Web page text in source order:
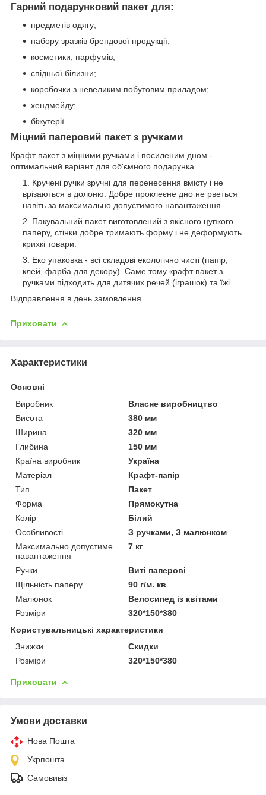
Гарний подарунковий пакет для:
предметів одягу;
набору зразків брендової продукції;
косметики, парфумів;
спідньої білизни;
коробочки з невеликим побутовим приладом;
хендмейду;
біжутерії.
Міцний паперовий пакет з ручками
Крафт пакет з міцними ручками і посиленим дном -
оптимальний варіант для об'ємного подарунка.
Кручені ручки зручні для перенесення вмісту і не
врізаються в долоню. Добре проклеєне дно не рветься
навіть за максимально допустимого навантаження.
Пакувальний пакет виготовлений з якісного цупкого
паперу, стінки добре тримають форму і не деформують
крихкі товари.
Еко упаковка - всі складові екологічно чисті (папір,
клей, фарба для декору). Саме тому крафт пакет з
ручками підходить для дитячих речей (іграшок) та їжі.
Відправлення в день замовлення
Приховати
Характеристики
Основні
Виробник
Власне виробництво
Висота
380 мм
Ширина
320 мм
Глибина
150 мм
Країна виробник
Україна
Матеріал
Крафт-папір
Тип
Пакет
Форма
Прямокутна
Колір
Білий
Особливості
З ручками, З малюнком
Максимально допустиме
навантаження
7 кг
Ручки
Виті паперові
Щільність паперу
90 г/м. кв
Малюнок
Велосипед із квітами
Розміри
320*150*380
Користувальницькі характеристики
Знижки
Скидки
Розміри
320*150*380
Приховати
Умови доставки
Нова Пошта
Укрпошта
Самовивіз